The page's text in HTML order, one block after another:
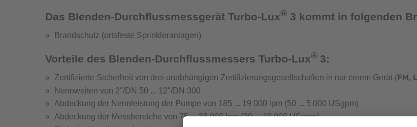
Hydrantenprüfgerät Löschwasserversorgung
Das Blenden-Durchflussmessgerät Turbo-Lux®3 kommt in folgenden
Brandschutz (ortsfeste Sprinkleranlagen)
Vorteile des Blenden-Durchflussmessers Turbo-Lux® 3:
Zertifizierte Sicherheit von drei unabhängigen Zertifizierungsgesellschaften in nur einem Gerät (FM,
Nennweiten von 2"/DN 50 ... 12"/DN 300
Abdeckung der Nennleistung der Pumpe von 185 ... 19 000 lpm (50 ... 5 000 USgpm)
Abdeckung der Messbereiche von 75 ... 38 000 lpm (20 ... 10 000 USgpm)